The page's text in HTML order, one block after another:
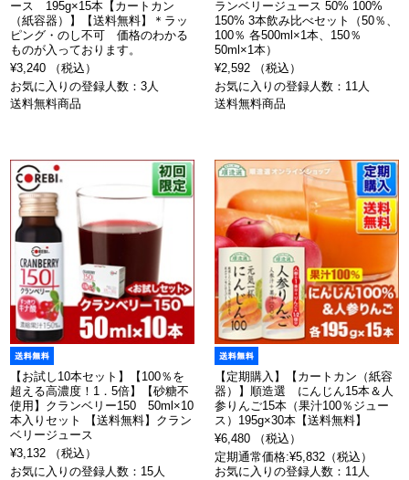
ース 195g×15本【カートカン
（紙容器）】【送料無料】＊ラッ
ピング・のし不可 価格のわかる
ものが入っております。
¥3,240 （税込）
お気に入りの登録人数：3人
送料無料商品
ランベリージュース 50% 100%
150% 3本飲み比べセット（50％、
100％ 各500ml×1本、150％
50ml×1本）
¥2,592 （税込）
お気に入りの登録人数：11人
送料無料商品
【お試し10本セット】【100％を
超える高濃度！1．5倍】【砂糖不
使用】クランベリー150 50ml×10
本入りセット 【送料無料】クラン
ベリージュース
¥3,132 （税込）
お気に入りの登録人数：15人
【定期購入】【カートカン（紙容
器）】順造選 にんじん15本＆人
参りんご15本（果汁100％ジュー
ス）195g×30本【送料無料】
¥6,480 （税込）
定期通常価格:¥5,832（税込）
お気に入りの登録人数：11人